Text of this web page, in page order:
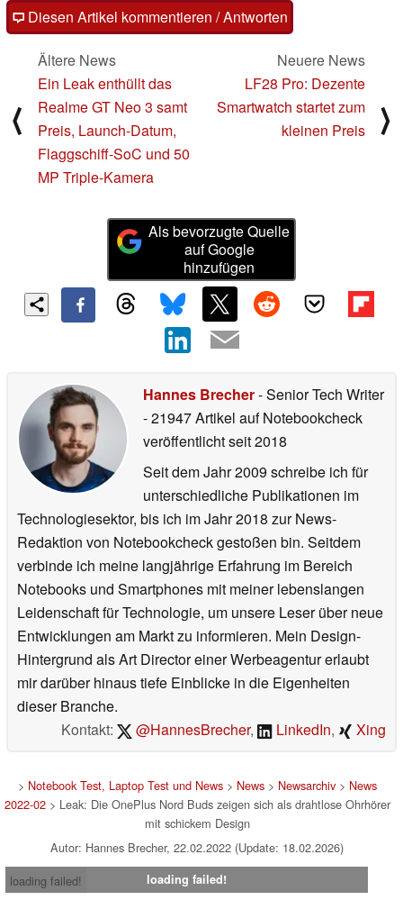
Diesen Artikel kommentieren / Antworten
⟨
Ältere News
Ein Leak enthüllt das
Realme GT Neo 3 samt
Preis, Launch-Datum,
Flaggschiff-SoC und 50
MP Triple-Kamera
Neuere News
LF28 Pro: Dezente
Smartwatch startet zum
kleinen Preis
⟩
Als bevorzugte Quelle
auf Google
hinzufügen
Hannes Brecher- Senior Tech Writer
- 21947 Artikel auf Notebookcheck
veröffentlichtseit 2018
Seit dem Jahr 2009 schreibe ich für
unterschiedliche Publikationen im
Technologiesektor, bis ich im Jahr 2018 zur News-
Redaktion von Notebookcheck gestoßen bin. Seitdem
verbinde ich meine langjährige Erfahrung im Bereich
Notebooks und Smartphones mit meiner lebenslangen
Leidenschaft für Technologie, um unsere Leser über neue
Entwicklungen am Markt zu informieren. Mein Design-
Hintergrund als Art Director einer Werbeagentur erlaubt
mir darüber hinaus tiefe Einblicke in die Eigenheiten
dieser Branche.
Kontakt:
@HannesBrecher, LinkedIn, Xing
> Notebook Test, Laptop Test und News> News> Newsarchiv> News
2022-02> Leak: Die OnePlus Nord Buds zeigen sich als drahtlose Ohrhörer
mit schickem Design
Autor: Hannes Brecher, 22.02.2022 (Update: 18.02.2026)
loading failed!
loading failed!